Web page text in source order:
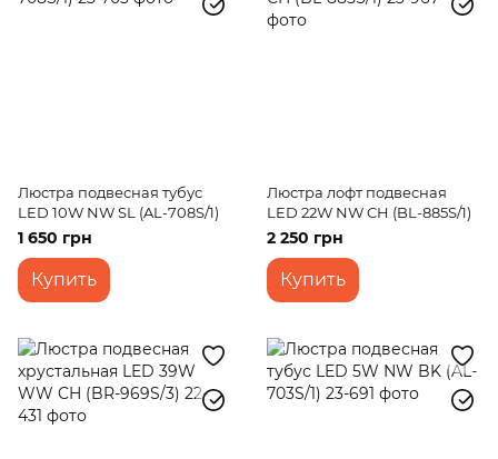
Люстра подвесная тубус
LED 10W NW SL (AL-708S/1)
1 650 грн
Купить
Люстра лофт подвесная
LED 22W NW CH (BL-885S/1)
2 250 грн
Купить